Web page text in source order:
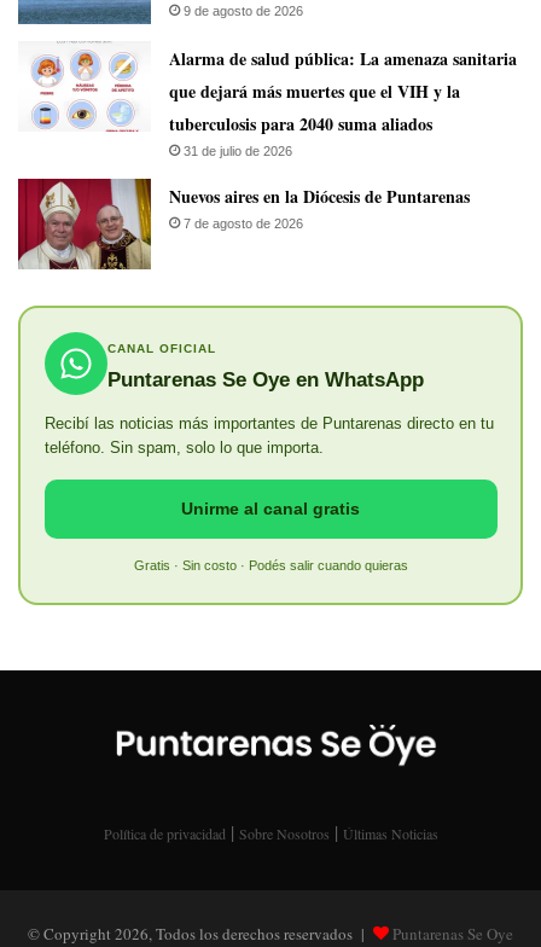
9 de agosto de 2026
​Alarma de salud pública: La amenaza sanitaria
que dejará más muertes que el VIH y la
tuberculosis para 2040 suma aliados
31 de julio de 2026
​Nuevos aires en la Diócesis de Puntarenas
7 de agosto de 2026
CANAL OFICIAL
Puntarenas Se Oye en WhatsApp
Recibí las noticias más importantes de Puntarenas directo en tu
teléfono. Sin spam, solo lo que importa.
Unirme al canal gratis
Gratis · Sin costo · Podés salir cuando quieras
Política de privacidad | Sobre Nosotros | Últimas Noticias
© Copyright 2026, Todos los derechos reservados | Puntarenas Se Oye